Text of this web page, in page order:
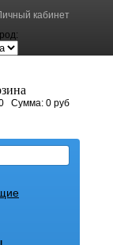
кабинет
Сумма: 0 руб